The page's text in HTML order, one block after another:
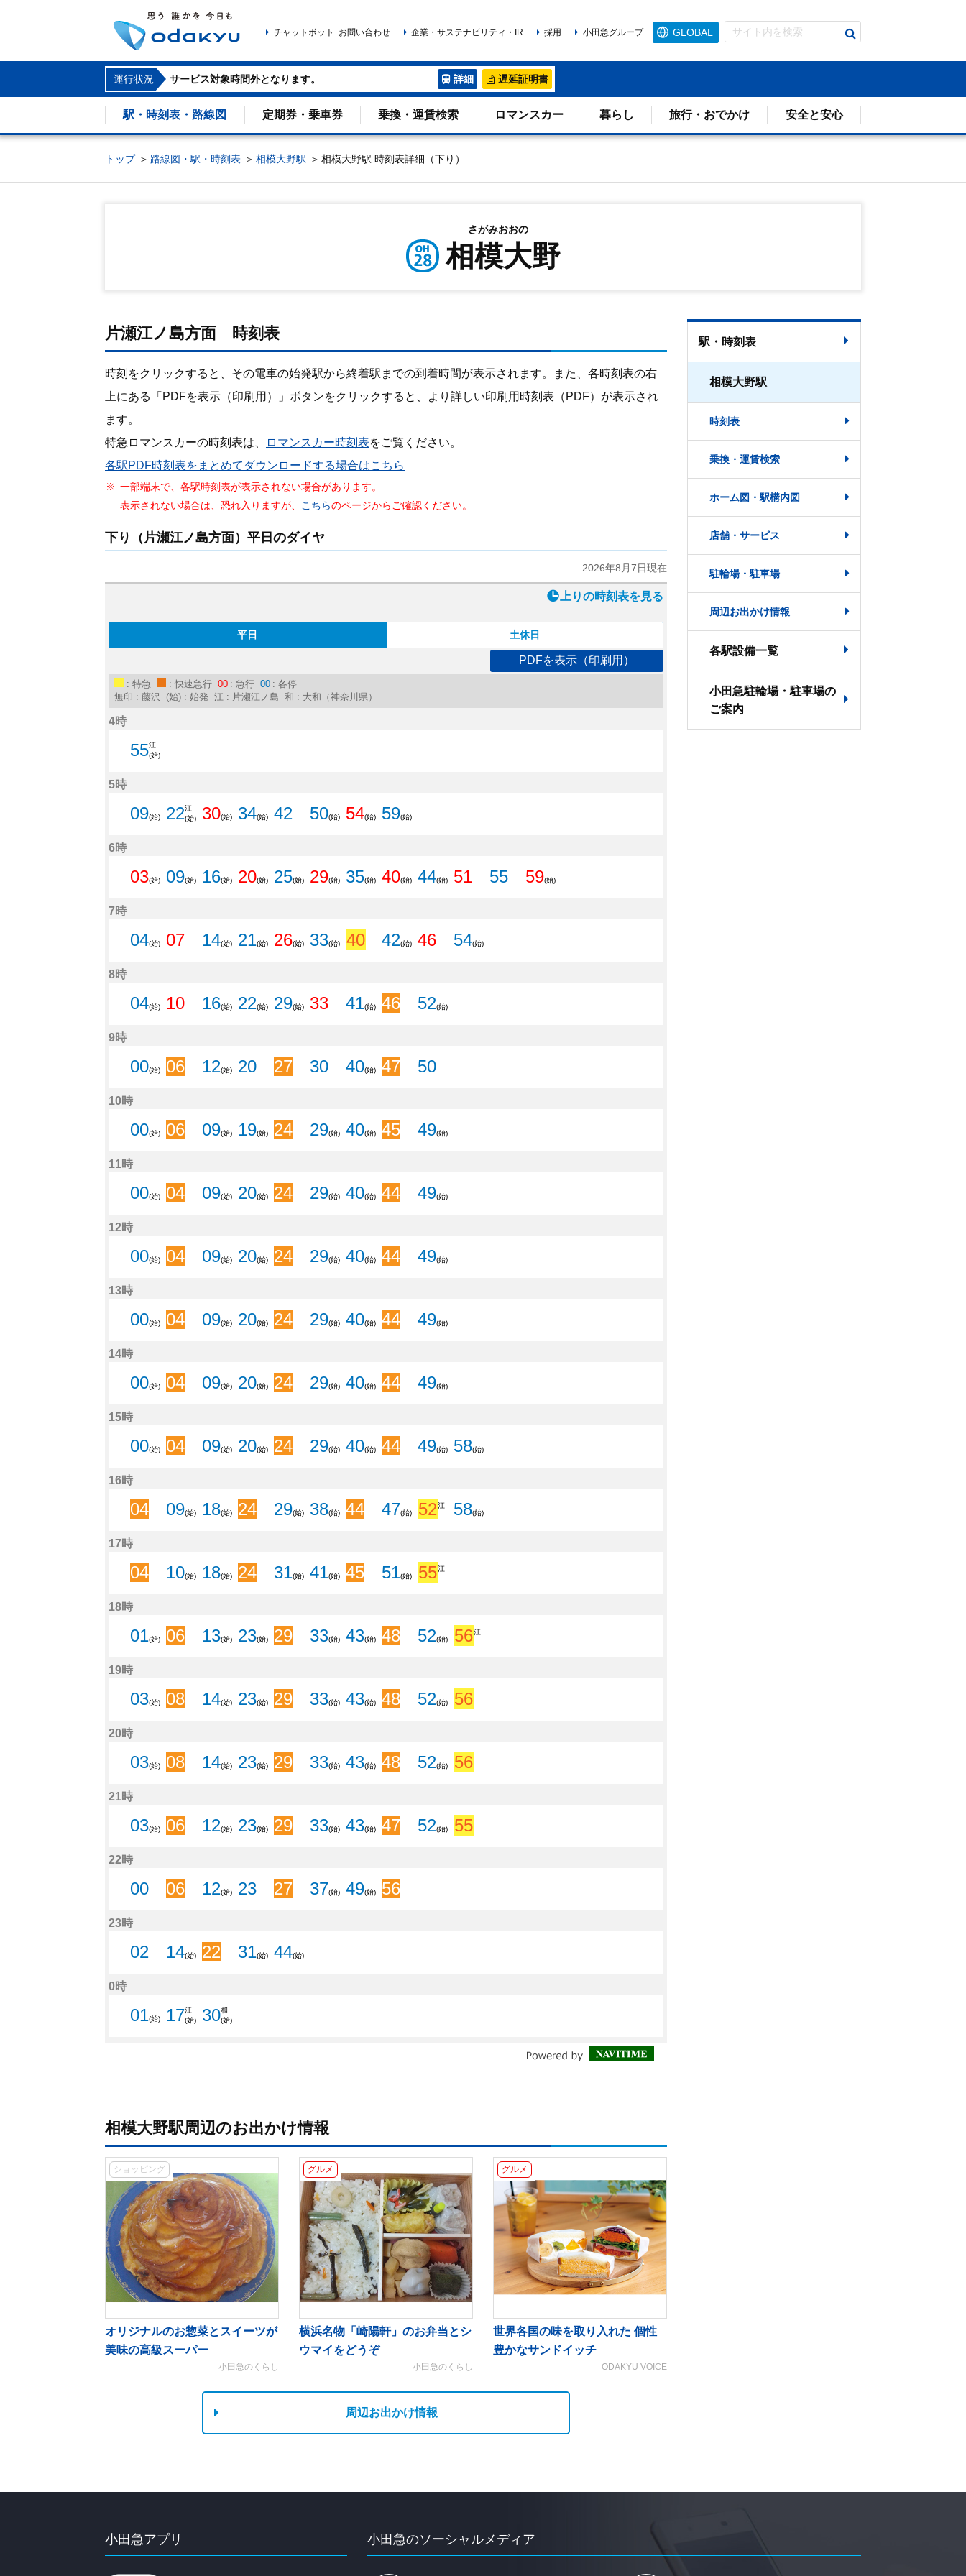
GLOBAL
運行状況 サービス対象時間外となります。 詳細 遅延証明書
駅・時刻表・路線図 定期券・乗車券 乗換・運賃検索 ロマンスカー 暮らし 旅行・おでかけ 安全と安心
検
る
チャットボット･お問い合わせ 企業・サステナビリティ・IR 採用 小田急グループ
トップ 路線図・駅・時刻表 相模大野駅 相模大野駅 時刻表詳細（下り）
さがみおおの
相模大野
片瀬江ノ島方面 時刻表
時刻をクリックすると、その電車の始発駅から終着駅までの到着時間が表示されます。また、各時刻表の右
上にある「PDFを表⽰（印刷⽤）」ボタンをクリックすると、より詳しい印刷用時刻表（PDF）が表示され
ます。
特急ロマンスカーの時刻表は、
ロマンスカー時刻表をご覧ください。
各駅PDF時刻表をまとめてダウンロードする場合はこちら
一部端末で、各駅時刻表が表示されない場合があります。
表示されない場合は、恐れ入りますが、
こちらのページからご確認ください。
相模大野駅周辺のお出かけ情報
ショッピング
オリジナルのお惣菜とスイーツが
美味の高級スーパー
小田急のくらし
グルメ
横浜名物「崎陽軒」のお弁当とシ
ウマイをどうぞ
小田急のくらし
グルメ
世界各国の味を取り入れた 個性
豊かなサンドイッチ
ODAKYU VOICE
周辺お出かけ情報
駅・時刻表
相模大野駅
時刻表
乗換・運賃検索
ホーム図・駅構内図
店舗・サービス
駐輪場・駐車場
周辺お出かけ情報
各駅設備一覧
小田急駐輪場・駐車場の
ご案内
小田急アプリ 小田急のソーシャルメディア